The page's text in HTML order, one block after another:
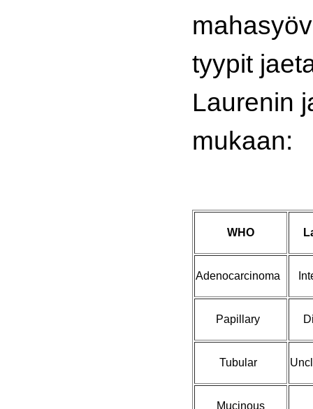
tyypit
Laurenin
mukaan:
WHO
Adenocarcinoma
Papillary
Tubular
Mucinous